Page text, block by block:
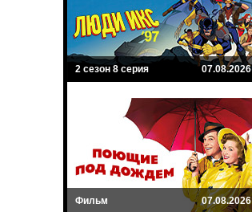
2 сезон 8 серия 07.08.2026
Фильм 07.08.2026